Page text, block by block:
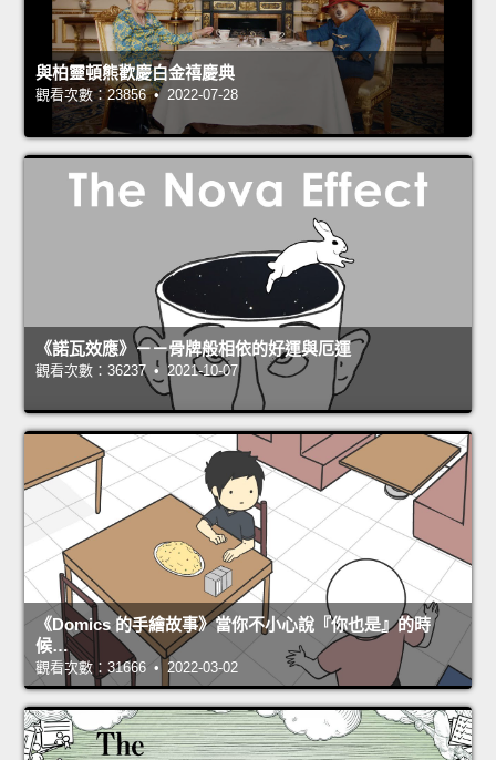
與柏靈頓熊歡慶白金禧慶典
觀看次數：23856 • 2022-07-28
《諾瓦效應》－－骨牌般相依的好運與厄運
觀看次數：36237 • 2021-10-07
《Domics 的手繪故事》當你不小心說『你也是』的時
候…
觀看次數：31666 • 2022-03-02